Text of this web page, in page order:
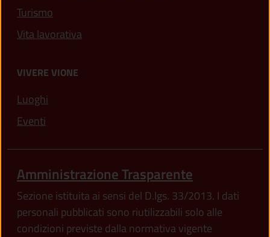
Turismo
Vita lavorativa
VIVERE VIONE
Luoghi
Eventi
Amministrazione Trasparente
Sezione istituita ai sensi del D.lgs. 33/2013. I dati
personali pubblicati sono riutilizzabili solo alle
condizioni previste dalla normativa vigente